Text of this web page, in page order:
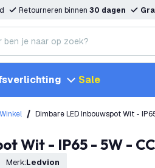
Retourneren binnen 30 dagen
Sale
Winkel Dimbare LED Inbouwspot Wit -
Wit - IP65 - 5W -
Merk: Ledvion